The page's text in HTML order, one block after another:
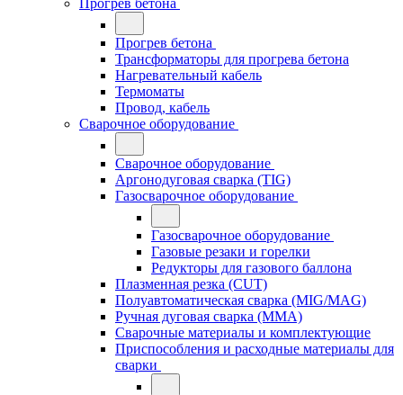
Прогрев бетона
Трансформаторы для прогрева бетона
Нагревательный кабель
Термоматы
Провод, кабель
Сварочное оборудование
Сварочное оборудование
Аргонодуговая сварка (TIG)
Газосварочное оборудование
Газосварочное оборудование
Газовые резаки и горелки
Редукторы для газового баллона
Плазменная резка (CUT)
Полуавтоматическая сварка (MIG/MAG)
Ручная дуговая сварка (MMA)
Сварочные материалы и комплектующие
Приспособления и расходные материалы для
сварки